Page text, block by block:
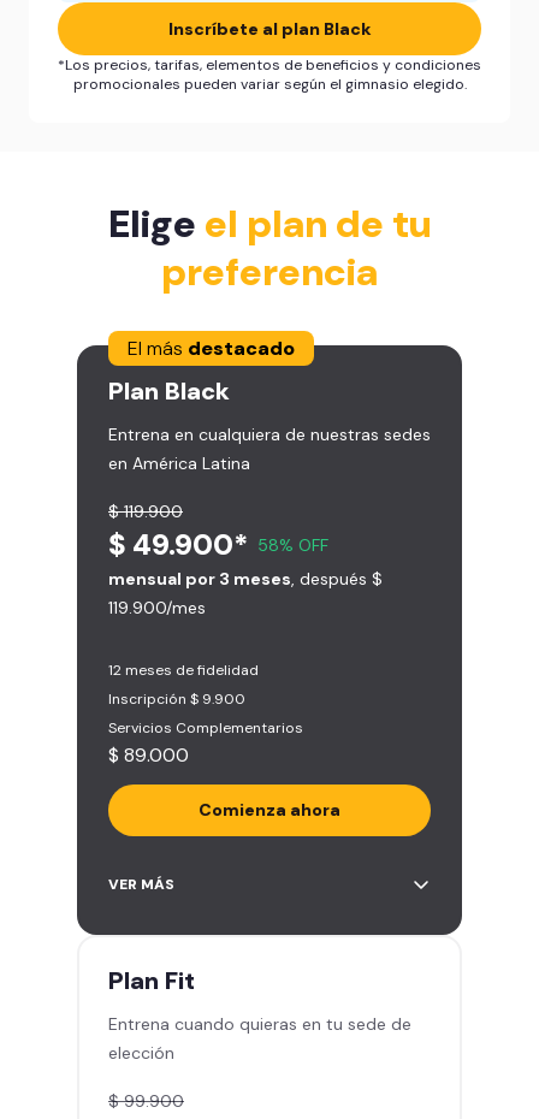
Inscríbete al plan Black
*Los precios, tarifas, elementos de beneficios y condiciones
promocionales pueden variar según el gimnasio elegido.
Elige el plan de tu
preferencia
El más destacado
Plan Black
Entrena en cualquiera de nuestras sedes
en América Latina
$ 119.900
$ 49.900* 58% OFF
mensual por 3 meses , después $
119.900/mes
12 meses de fidelidad
Inscripción $ 9.900
Servicios Complementarios
$ 89.000
Comienza ahora
Acceso ilimitado a más de 2.000
Derecho a traer un invitado 5
Smart Spa (Relájate en los sillones
de masajes)
Descuentos especiales en marcas
Smart Fit App (Tu plan de
VER MÁS
Plan Fit
Entrena cuando quieras en tu sede de
elección
$ 99.900